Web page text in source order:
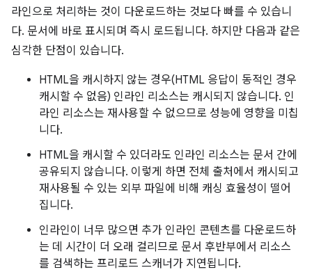
라인으로 처리하는 것이 다운로드하는 것보다 빠를 수 있습니
다. 문서에 바로 표시되며 즉시 로드됩니다. 하지만 다음과 같은
심각한 단점이 있습니다.
HTML을 캐시하지 않는 경우(HTML 응답이 동적인 경우
캐시할 수 없음) 인라인 리소스는 캐시되지 않습니다. 인
라인 리소스는 재사용할 수 없으므로 성능에 영향을 미칩
니다.
HTML을 캐시할 수 있더라도 인라인 리소스는 문서 간에
공유되지 않습니다. 이렇게 하면 전체 출처에서 캐시되고
재사용될 수 있는 외부 파일에 비해 캐싱 효율성이 떨어
집니다.
인라인이 너무 많으면 추가 인라인 콘텐츠를 다운로드하
는 데 시간이 더 오래 걸리므로 문서 후반부에서 리소스
를 검색하는 프리로드 스캐너가 지연됩니다.